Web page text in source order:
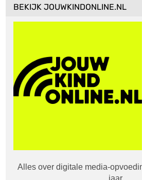
BEKIJK JOUWKINDONLINE.NL
Alles over digitale media-
jaar